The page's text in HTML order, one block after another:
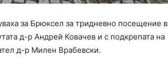
за Брюксел за тридневно посещение в
д-р Андрей Ковачев и с подкрепата на
д-р Милен Врабевски.